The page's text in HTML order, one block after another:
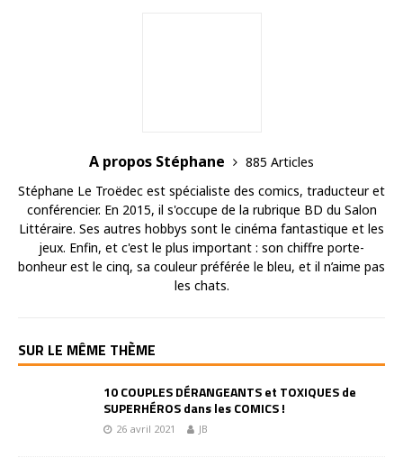
A propos Stéphane
885 Articles
Stéphane Le Troëdec est spécialiste des comics, traducteur et
conférencier. En 2015, il s'occupe de la rubrique BD du Salon
Littéraire. Ses autres hobbys sont le cinéma fantastique et les
jeux. Enfin, et c'est le plus important : son chiffre porte-
bonheur est le cinq, sa couleur préférée le bleu, et il n’aime pas
les chats.
SUR LE MÊME THÈME
10 COUPLES DÉRANGEANTS et TOXIQUES de
SUPERHÉROS dans les COMICS !
26 avril 2021 JB